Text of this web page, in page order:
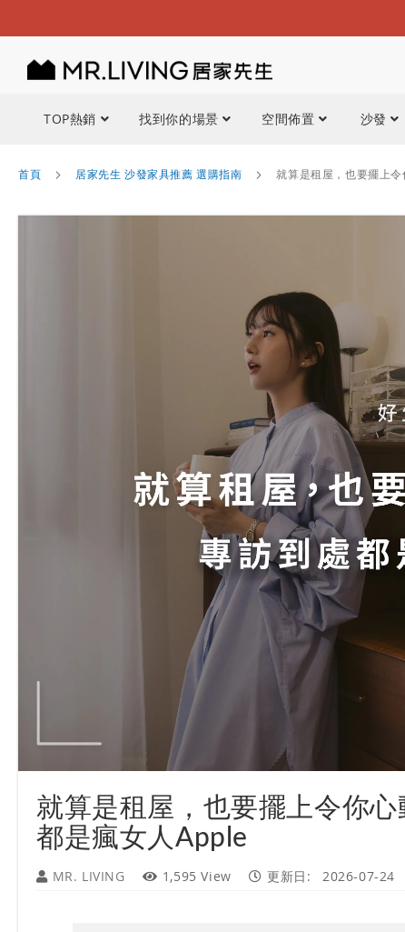
TOP熱銷 找到你的場景 空間佈置 沙發
首頁 居家先生 沙發家具推薦 選購指南 就算是租屋，也要擺上
就算是租屋，也要擺上令你
都是瘋女人Apple
MR. LIVING 1,595 View 更新日: 2026-07-24